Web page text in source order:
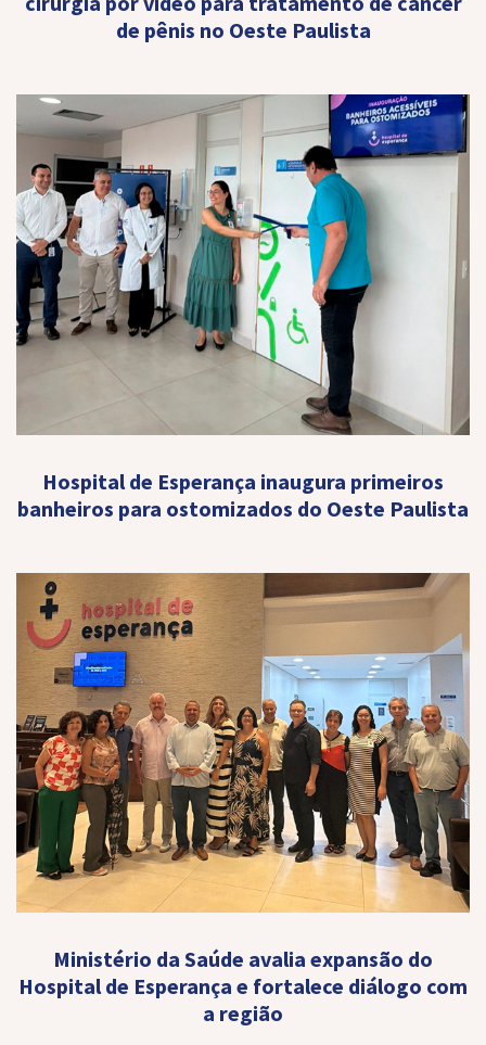
de pênis no Oeste Paulista
Hospital de Esperança inaugura primeiros
banheiros para ostomizados do Oeste Paulista
Ministério da Saúde avalia expansão do
Hospital de Esperança e fortalece diálogo com
a região